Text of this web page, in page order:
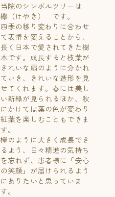
当院のシンボルツリーは
欅（けやき） です。
四季の移り変わりに合わせ
て表情を変えることから、
長く日本で愛されてきた樹
木です。成長すると枝葉が
きれいな扇のように分かれ
ていき、きれいな造形を見
せてくれます。春には美し
い新緑が見られるほか、秋
にかけては葉の色が変わり
紅葉を楽しむこともできま
す。
欅のように大きく成長でき
るよう、日々精進の気持ち
を忘れず、患者様に「安心
の笑顔」が届けられるよう
にありたいと思っていま
す。